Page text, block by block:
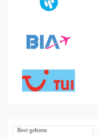
Best gelezen